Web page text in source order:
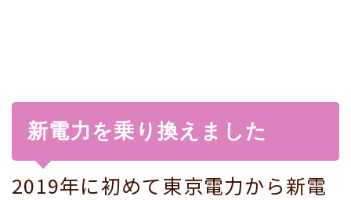
新電力を乗り換えました
2019年に初めて東京電力から新電